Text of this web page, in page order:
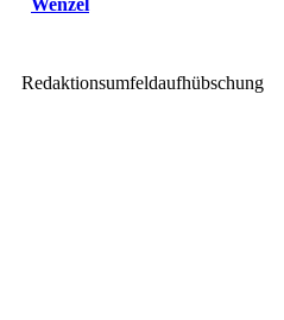
Wenzel
Redaktionsumfeldaufhübschung